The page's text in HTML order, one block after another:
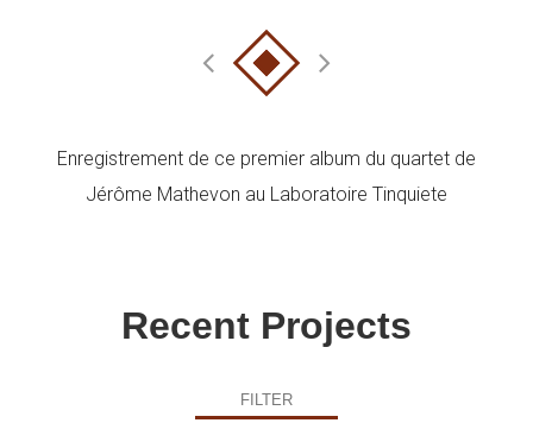
Enregistrement de ce premier album du quartet de
Jérôme Mathevon au Laboratoire Tinquiete
Recent Projects
FILTER